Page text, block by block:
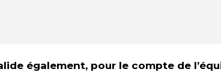
également, pour le compte de